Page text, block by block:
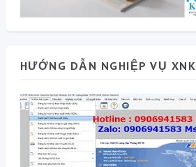
HƯỚNG DẪN NGHIỆP VỤ XNK